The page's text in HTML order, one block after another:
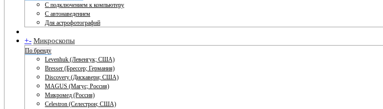
С подключением к компьютеру
С автонаведением
Для астрофотографий
+- Микроскопы
По бренду
Levenhuk (Левенгук; США)
Bresser (Брессер; Германия)
Discovery (Дискавери; США)
MAGUS (Магус; Россия)
Микромед (Россия)
Celestron (Селестрон; США)